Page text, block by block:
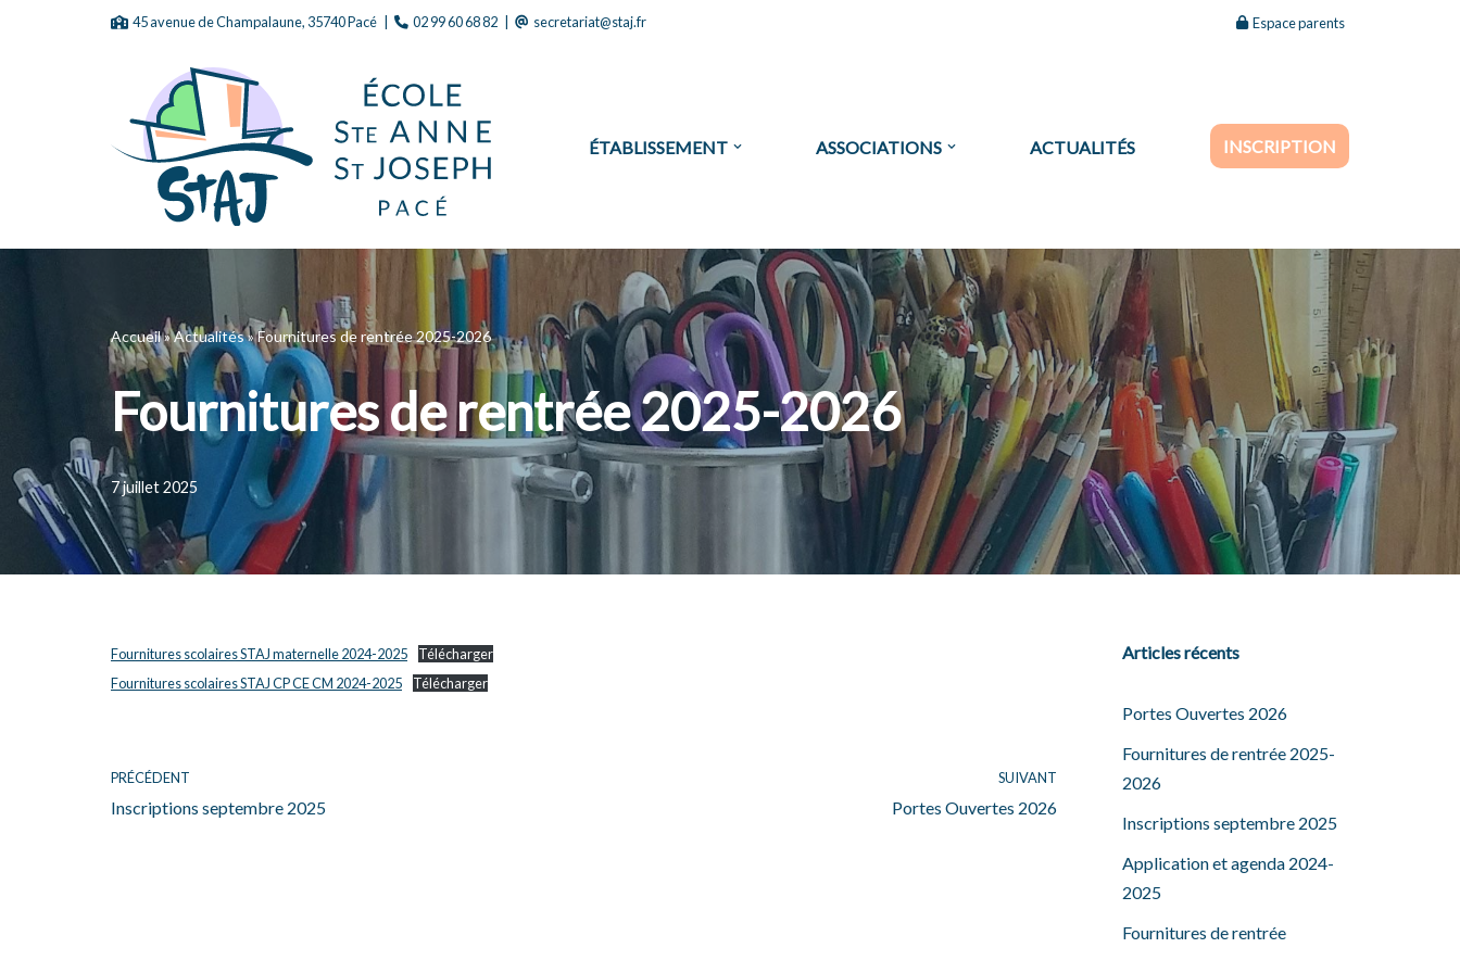
45 avenue de Champalaune, 35740 Pacé | 02 99 60 68 82 | secretariat@staj.fr Espace parents
ÉTABLISSEMENT ASSOCIATIONS ACTUALITÉS INSCRIPTION
Accueil»Actualités»Fournitures de rentrée 2025-2026
Fournitures de rentrée 2025-2026
7 juillet 2025
Fournitures scolaires STAJ maternelle 2024-2025
Télécharger
Fournitures scolaires STAJ CP CE CM 2024-2025
Télécharger
PRÉCÉDENT
Inscriptions septembre 2025
SUIVANT
Portes Ouvertes 2026
Articles récents
Portes Ouvertes 2026
Fournitures de rentrée 2025-
2026
Inscriptions septembre 2025
Application et agenda 2024-
2025
Fournitures de rentrée